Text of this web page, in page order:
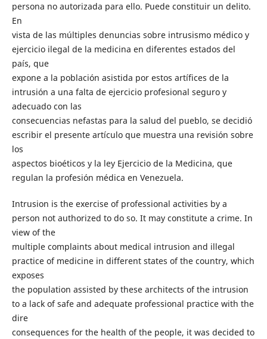
persona no autorizada para ello. Puede constituir un delito.
En
vista de las múltiples denuncias sobre intrusismo médico y
ejercicio ilegal de la medicina en diferentes estados del
país, que
expone a la población asistida por estos artífices de la
intrusión a una falta de ejercicio profesional seguro y
adecuado con las
consecuencias nefastas para la salud del pueblo, se decidió
escribir el presente artículo que muestra una revisión sobre
los
aspectos bioéticos y la ley Ejercicio de la Medicina, que
regulan la profesión médica en Venezuela.
Intrusion is the exercise of professional activities by a
person not authorized to do so. It may constitute a crime. In
view of the
multiple complaints about medical intrusion and illegal
practice of medicine in different states of the country, which
exposes
the population assisted by these architects of the intrusion
to a lack of safe and adequate professional practice with the
dire
consequences for the health of the people, it was decided to